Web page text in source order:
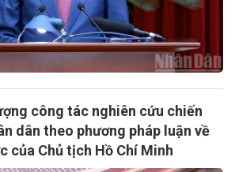
công tác nghiên cứu chiến
dân theo phương pháp luận về
của Chủ tịch Hồ Chí Minh